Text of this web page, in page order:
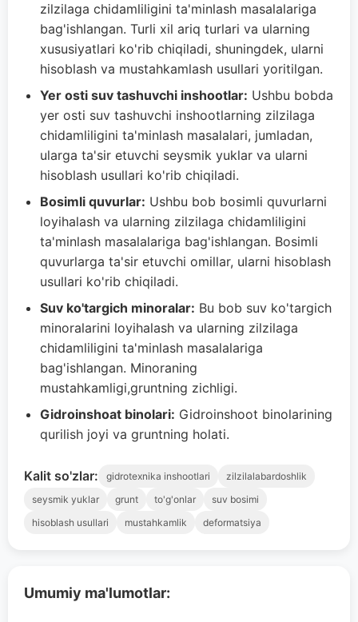
Umumiy ma'lumotlar:
zilzilaga chidamliligini ta'minlash masalalariga
bag'ishlangan. Turli xil ariq turlari va ularning
xususiyatlari ko'rib chiqiladi, shuningdek, ularni
hisoblash va mustahkamlash usullari yoritilgan.
Yer osti suv tashuvchi inshootlar: Ushbu bobda
yer osti suv tashuvchi inshootlarning zilzilaga
chidamliligini ta'minlash masalalari, jumladan,
ularga ta'sir etuvchi seysmik yuklar va ularni
hisoblash usullari ko'rib chiqiladi.
Bosimli quvurlar: Ushbu bob bosimli quvurlarni
loyihalash va ularning zilzilaga chidamliligini
ta'minlash masalalariga bag'ishlangan. Bosimli
quvurlarga ta'sir etuvchi omillar, ularni hisoblash
usullari ko'rib chiqiladi.
Suv ko'targich minoralar: Bu bob suv ko'targich
minoralarini loyihalash va ularning zilzilaga
chidamliligini ta'minlash masalalariga
bag'ishlangan. Minoraning
mustahkamligi,gruntning zichligi.
Gidroinshoat binolari: Gidroinshoot binolarining
qurilish joyi va gruntning holati.
Kalit so'zlar: gidrotexnika inshootlari
zilzilalabardoshlik
seysmik yuklar
grunt to'g'onlar
suv bosimi
hisoblash usullari
mustahkamlik deformatsiya